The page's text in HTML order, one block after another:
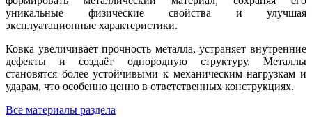
уникальные физические свойства и улучшая
эксплуатационные характеристики.
Ковка увеличивает прочность металла, устраняет внутренние
дефекты и создаёт однородную структуру. Металлы
становятся более устойчивыми к механическим нагрузкам и
ударам, что особенно ценно в ответственных конструкциях.
Все материалы раздела